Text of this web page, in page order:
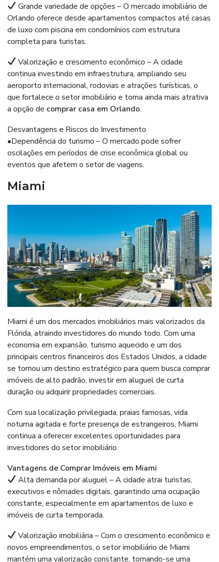
Grande variedade de opções – O mercado imobiliário de
Orlando oferece desde apartamentos compactos até casas
de luxo com piscina em condomínios com estrutura
completa para turistas.
Valorização e crescimento econômico – A cidade
continua investindo em infraestrutura, ampliando seu
aeroporto internacional, rodovias e atrações turísticas, o
que fortalece o setor imobiliário e torna ainda mais atrativa
a opção de comprar casa em Orlando.
Desvantagens e Riscos do Investimento
•Dependência do turismo – O mercado pode sofrer
oscilações em períodos de crise econômica global ou
eventos que afetem o setor de viagens.
Miami
Miami é um dos mercados imobiliários mais valorizados da
Flórida, atraindo investidores do mundo todo. Com uma
economia em expansão, turismo aquecido e um dos
principais centros financeiros dos Estados Unidos, a cidade
se tornou um destino estratégico para quem busca comprar
imóveis de alto padrão, investir em aluguel de curta
duração ou adquirir propriedades comerciais.
Com sua localização privilegiada, praias famosas, vida
noturna agitada e forte presença de estrangeiros, Miami
continua a oferecer excelentes oportunidades para
investidores do setor imobiliário.
Vantagens de Comprar Imóveis em Miami
Alta demanda por aluguel – A cidade atrai turistas,
executivos e nômades digitais, garantindo uma ocupação
constante, especialmente em apartamentos de luxo e
imóveis de curta temporada.
Valorização imobiliária – Com o crescimento econômico e
novos empreendimentos, o setor imobiliário de Miami
mantém uma valorização constante, tornando-se uma